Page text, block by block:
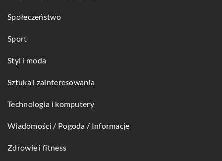
Społeczeństwo
Sport
Styl i moda
Sztuka i zainteresowania
Technologia i komputery
Wiadomości / Pogoda / Informacje
Zdrowie i fitness